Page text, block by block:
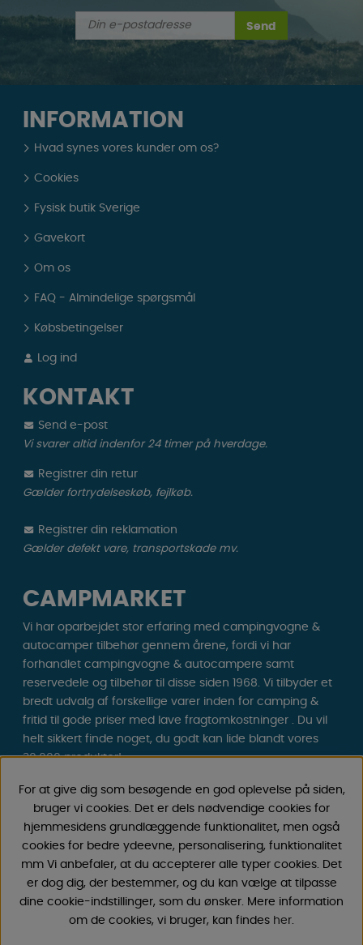
Send
INFORMATION
Hvad synes vores kunder om os?
Cookies
Fysisk butik Sverige
Gavekort
Om os
FAQ - Almindelige spørgsmål
Købsbetingelser
Log ind
KONTAKT
Send e-post
Vi svarer altid indenfor 24 timer på hverdage.
Registrer din retur
Gælder fortrydelseskøb, fejlkøb.
Registrer din reklamation
Gælder defekt vare, transportskade mv.
CAMPMARKET
Vi har oparbejdet stor erfaring med campingvogne &
autocamper tilbehør gennem årene, fordi vi har
forhandlet campingvogne & autocampere samt
reservedele og tilbehør til disse siden 1968. Vi tilbyder et
bredt udvalg af forskellige varer inden for camping &
fritid til gode priser med lave fragtomkostninger . Du vil
helt sikkert finde noget, du godt kan lide blandt vores
30.000 produkter!
Følg os på Facebook og Instagram for inspiration,
nyheder og eksklusive tilbud. Campinglivet begynder
hos os!
For at give dig som besøgende en god oplevelse på siden,
bruger vi cookies. Det er dels nødvendige cookies for
hjemmesidens grundlæggende funktionalitet, men også
cookies for bedre ydeevne, personalisering, funktionalitet
mm Vi anbefaler, at du accepterer alle typer cookies. Det
er dog dig, der bestemmer, og du kan vælge at tilpasse
dine cookie-indstillinger, som du ønsker. Mere information
om de cookies, vi bruger, kan findes her.